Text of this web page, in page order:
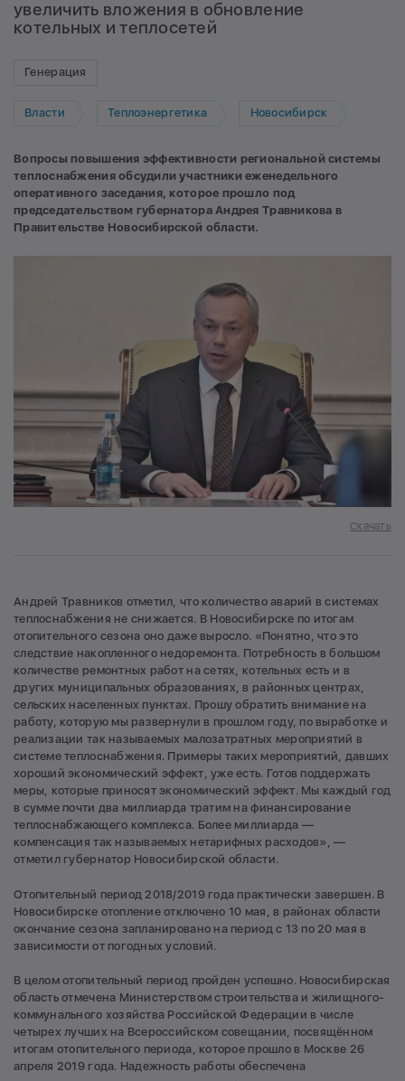
увеличить вложения в обновление
котельных и теплосетей
Генерация
Власти Теплоэнергетика Новосибирск
Вопросы повышения эффективности региональной системы
теплоснабжения обсудили участники еженедельного
оперативного заседания, которое прошло под
председательством губернатора Андрея Травникова в
Правительстве Новосибирской области.
Скачать
Андрей Травников отметил, что количество аварий в системах
теплоснабжения не снижается. В Новосибирске по итогам
отопительного сезона оно даже выросло. «Понятно, что это
следствие накопленного недоремонта. Потребность в большом
количестве ремонтных работ на сетях, котельных есть и в
других муниципальных образованиях, в районных центрах,
сельских населенных пунктах. Прошу обратить внимание на
работу, которую мы развернули в прошлом году, по выработке и
реализации так называемых малозатратных мероприятий в
системе теплоснабжения. Примеры таких мероприятий, давших
хороший экономический эффект, уже есть. Готов поддержать
меры, которые приносят экономический эффект. Мы каждый год
в сумме почти два миллиарда тратим на финансирование
теплоснабжающего комплекса. Более миллиарда —
компенсация так называемых нетарифных расходов», —
отметил губернатор Новосибирской области.
Отопительный период 2018/2019 года практически завершен. В
Новосибирске отопление отключено 10 мая, в районах области
окончание сезона запланировано на период с 13 по 20 мая в
зависимости от погодных условий.
В целом отопительный период пройден успешно. Новосибирская
область отмечена Министерством строительства и жилищного-
коммунального хозяйства Российской Федерации в числе
четырех лучших на Всероссийском совещании, посвящённом
итогам отопительного периода, которое прошло в Москве 26
апреля 2019 года. Надежность работы обеспечена